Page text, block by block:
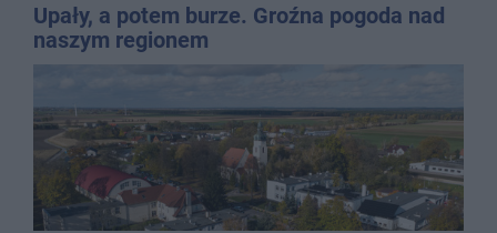
Upały, a potem burze. Groźna pogoda nad
naszym regionem